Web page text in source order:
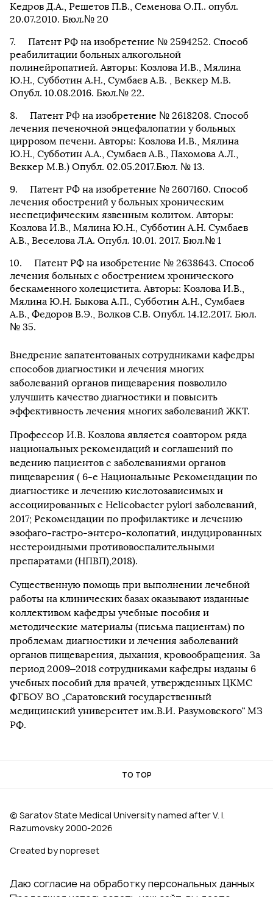
Кедров Д.А., Решетов П.В., Семенова О.П.. опубл.
20.07.2010. Бюл.№ 20
Патент РФ на изобретение № 2594252. Способ
реабилитации больных алкогольной
полинейропатией. Авторы: Козлова И.В., Мялина
Ю.Н., Субботин А.Н., Сумбаев А.В. , Веккер М.В.
Опубл. 10.08.2016. Бюл.№ 22.
Патент РФ на изобретение № 2618208. Способ
лечения печеночной энцефалопатии у больных
циррозом печени. Авторы: Козлова И.В., Мялина
Ю.Н., Субботин А.А., Сумбаев А.В., Пахомова А.Л.,
Веккер М.В.) Опубл. 02.05.2017.Бюл. № 13.
Патент РФ на изобретение № 2607160. Способ
лечения обострений у больных хроническим
неспецифическим язвенным колитом. Авторы:
Козлова И.В., Мялина Ю.Н., Субботин А.Н. Сумбаев
А.В., Веселова Л.А. Опубл. 10.01. 2017. Бюл.№ 1
Патент РФ на изобретение № 2638643. Способ
лечения больных с обострением хронического
бескаменного холецистита. Авторы: Козлова И.В.,
Мялина Ю.Н. Быкова А.П., Субботин А.Н., Сумбаев
А.В., Федоров В.Э., Волков С.В. Опубл. 14.12.2017. Бюл.
№ 35.
Внедрение запатентованых сотрудниками кафедры
способов диагностики и лечения многих
заболеваний органов пищеварения позволило
улучшить качество диагностики и повысить
эффективность лечения многих заболеваний ЖКТ.
Профессор И.В. Козлова является соавтором ряда
национальных рекомендаций и соглашений по
ведению пациентов с заболеваниями органов
пищеварения ( 6-е Национальные Рекомендации по
диагностике и лечению кислотозависимых и
ассоциированных с Helicobacter pylori заболеваний,
2017; Рекомендации по профилактике и лечению
эзофаго-гастро-энтеро-колопатий, индуцированных
нестероидными противовоспалительными
препаратами (НПВП),2018).
Существенную помощь при выполнении лечебной
работы на клинических базах оказывают изданные
коллективом кафедры учебные пособия и
методические материалы (письма пациентам) по
проблемам диагностики и лечения заболеваний
органов пищеварения, дыхания, кровообращения. За
период 2009–2018 сотрудниками кафедры изданы 6
учебных пособий для врачей, утвержденных ЦКМС
ФГБОУ ВО „Саратовский государственный
медицинский университет им.В.И. Разумовского“ МЗ
РФ.
TO TOP
© Saratov State Medical University named after V. I.
Razumovsky 2000‑2026
Created by nopreset
Даю согласие на обработку персональных данных